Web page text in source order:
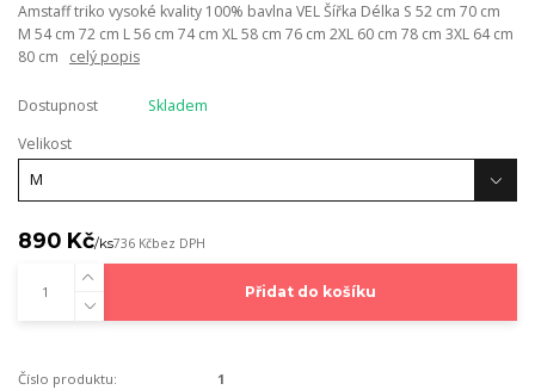
Amstaff triko vysoké kvality 100% bavlna VEL Šířka Délka S 52 cm 70 cm
M 54 cm 72 cm L 56 cm 74 cm XL 58 cm 76 cm 2XL 60 cm 78 cm 3XL 64 cm
80 cm celý popis
Dostupnost
Skladem
Velikost
890 Kč/ks736 Kčbez DPH
Přidat do košíku
Číslo produktu:
1